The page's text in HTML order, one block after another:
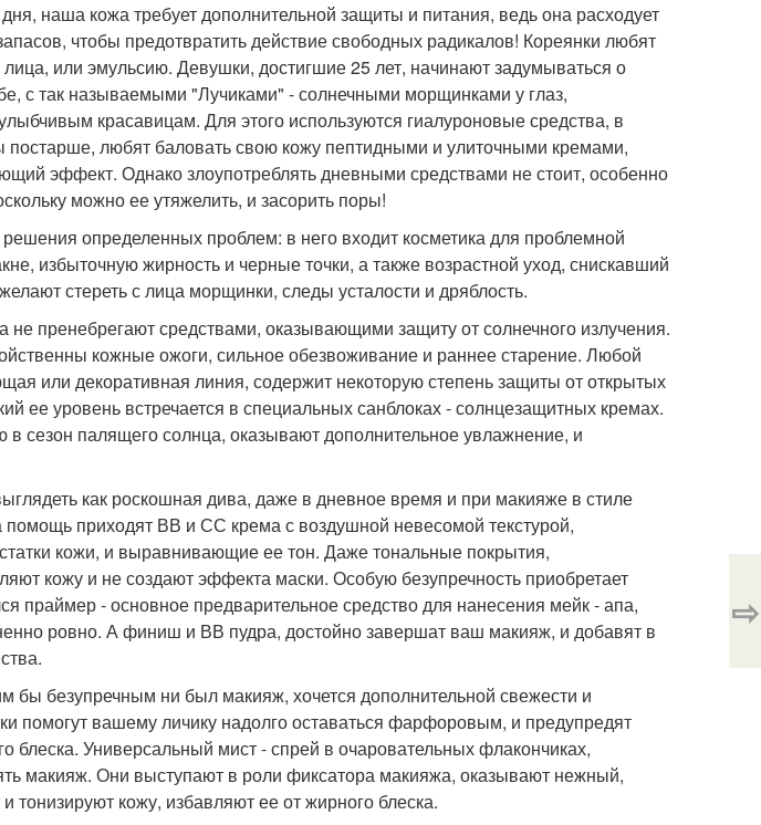
наша кожа требует дополнительной защиты и питания, ведь она расходует
чтобы предотвратить действие свободных радикалов! Кореянки любят
или эмульсию. Девушки, достигшие 25 лет, начинают задумываться о
с так называемыми "Лучиками" - солнечными морщинками у глаз,
красавицам. Для этого используются гиалуроновые средства, в
любят баловать свою кожу пептидными и улиточными кремами,
эффект. Однако злоупотреблять дневными средствами не стоит, особенно
можно ее утяжелить, и засорить поры!
определенных проблем: в него входит косметика для проблемной
избыточную жирность и черные точки, а также возрастной уход, снискавший
стереть с лица морщинки, следы усталости и дряблость.
не пренебрегают средствами, оказывающими защиту от солнечного излучения.
кожные ожоги, сильное обезвоживание и раннее старение. Любой
или декоративная линия, содержит некоторую степень защиты от открытых
ее уровень встречается в специальных санблоках - солнцезащитных кремах.
в сезон палящего солнца, оказывают дополнительное увлажнение, и
как роскошная дива, даже в дневное время и при макияже в стиле
приходят ВВ и СС крема с воздушной невесомой текстурой,
кожи, и выравнивающие ее тон. Даже тональные покрытия,
кожу и не создают эффекта маски. Особую безупречность приобретает
праймер - основное предварительное средство для нанесения мейк - апа,
ровно. А финиш и ВВ пудра, достойно завершат ваш макияж, и добавят в
бы безупречным ни был макияж, хочется дополнительной свежести и
помогут вашему личику надолго оставаться фарфоровым, и предупредят
блеска. Универсальный мист - спрей в очаровательных флакончиках,
макияж. Они выступают в роли фиксатора макияжа, оказывают нежный,
кожу, избавляют ее от жирного блеска.
⇨